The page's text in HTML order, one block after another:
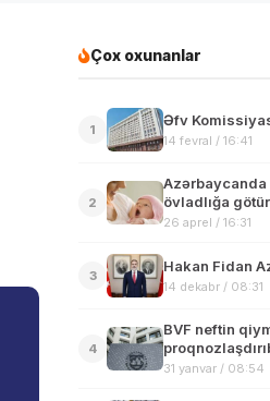
Çox oxunanlar
1
Əfv
14 fevral / 16:41
2
Azərbaycanda
övladlığa
pensiyaya
26 aprel / 16:31
3
Hakan Fidan
14 dekabr / 08:31
4
BVF neftin
31 yanvar / 08:54